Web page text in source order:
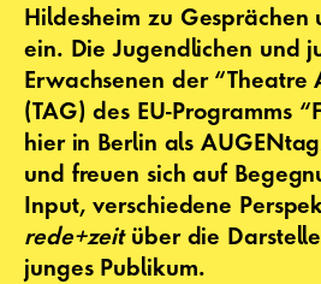
Hildesheim zu Gesprächen
ein. Die Jugendlichen und
Erwachsenen der “Theatre
(TAG) des EU-Programms
hier in Berlin als
und freuen sich auf
Input, verschiedene
rede+zeitüber die
junges Publikum.